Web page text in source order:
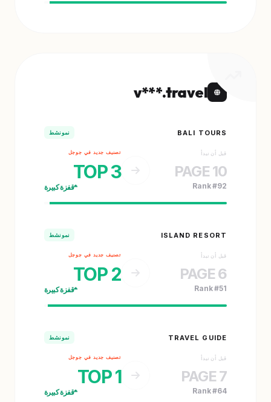
v***.travel
BALI TOURS نمو نشط
قبل أن نبدأ
PAGE 10
Rank #92
تصنيف جديد في جوجل
TOP 3
قفزة كبيرة
ISLAND RESORT نمو نشط
قبل أن نبدأ
PAGE 6
Rank #51
تصنيف جديد في جوجل
TOP 2
قفزة كبيرة
TRAVEL GUIDE نمو نشط
قبل أن نبدأ
PAGE 7
Rank #64
تصنيف جديد في جوجل
TOP 1
قفزة كبيرة